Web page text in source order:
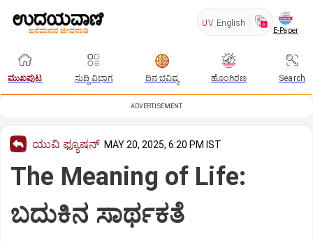
UV English
E-Paper
ಮುಖಪುಟ ಸುದ್ದಿ ವಿಭಾಗ ದಿನ ಭವಿಷ್ಯ ಹೊಂಗಿರಣ Search
ADVERTISEMENT
ಯುವಿ ಫ್ಯೂಷನ್ MAY 20, 2025, 6:20 PM IST
The Meaning of Life:
ಬದುಕಿನ ಸಾರ್ಥಕತೆ